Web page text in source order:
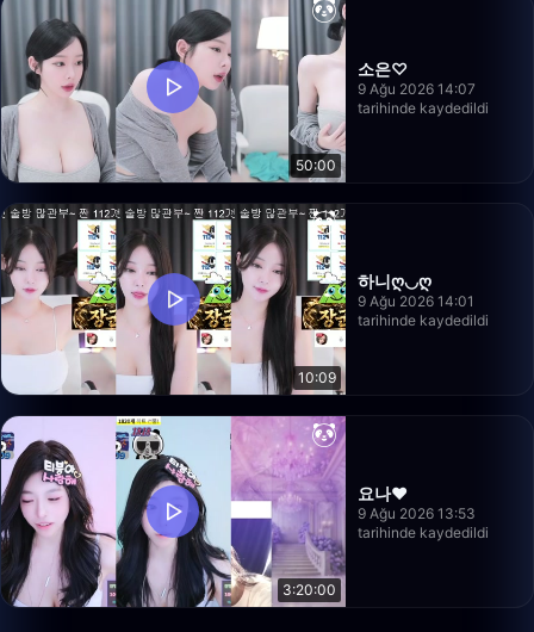
50:00
소은♡
9 Ağu 2026 14:07
tarihinde kaydedildi
10:09
하니ღ◡ღ
9 Ağu 2026 14:01
tarihinde kaydedildi
3:20:00
요나❤️
9 Ağu 2026 13:53
tarihinde kaydedildi